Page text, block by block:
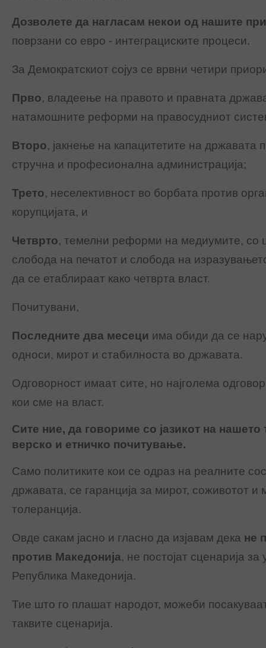
Дозволете да нагласам некои од нашите
поврзани со евро - интеграциските процеси.
За Демократскиот сојуз се врвни четири
Прво, владеење на правото и правната
натамошните реформи на правосудниот
Второ, јакнење на капацитетите на државата
стручна и професионална администрација;
Трето, неселективност во борбата против
корупцијата, и
Четврто, темелни реформи на медиумите, со
слобода на печатот и слобода на
да се етаблираат како четврта власт.
Почитувани,
Последните два месеци има обиди да се
односи, мирот и стабилноста во државата.
Одговорност имаат сите, но најголема
кои сме на власт.
Сите ние, да говориме со јазикот на
верско и етничко почитување.
Само политиките кои се одраз на реалните
државата, се гаранција за мирот, соживотот и
толеранција.
Овде сакам јасно и гласно да изјавам дека не
против Македонија, не постојат сценарија
Република Македонија.
Тие што го плашат народот, можеби
таквите сценарија.